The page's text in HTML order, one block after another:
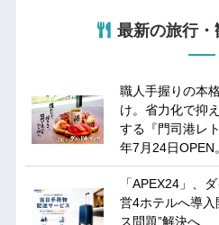
最新の旅行・
職人手握りの本
け。省力化で抑
する『門司港レ
年7月24日OPEN。
「APEX24」、
営4ホテルへ導
ス問題”解決へ